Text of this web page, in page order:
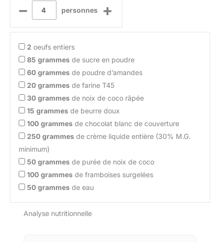
– personnes +
2 oeufs entiers
85 grammes de sucre en poudre
60 grammes de poudre d’amandes
20 grammes de farine T45
30 grammes de noix de coco râpée
15 grammes de beurre doux
100 grammes de chocolat blanc de couverture
250 grammes de crème liquide entière (30% M.G.
minimum)
50 grammes de purée de noix de coco
100 grammes de framboises surgelées
50 grammes de eau
Analyse nutritionnelle